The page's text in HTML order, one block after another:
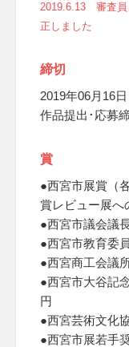
2019.6.13 審査員
正しました
締切
2019年06月16
作品提出･応募
賞
●西宮市展賞（
賞レビュー展へ
●西宮市議会議
●西宮市教育委
●西宮商工会議
●西宮市大谷記
円
●西宮芸術文化
●西宮市展若手